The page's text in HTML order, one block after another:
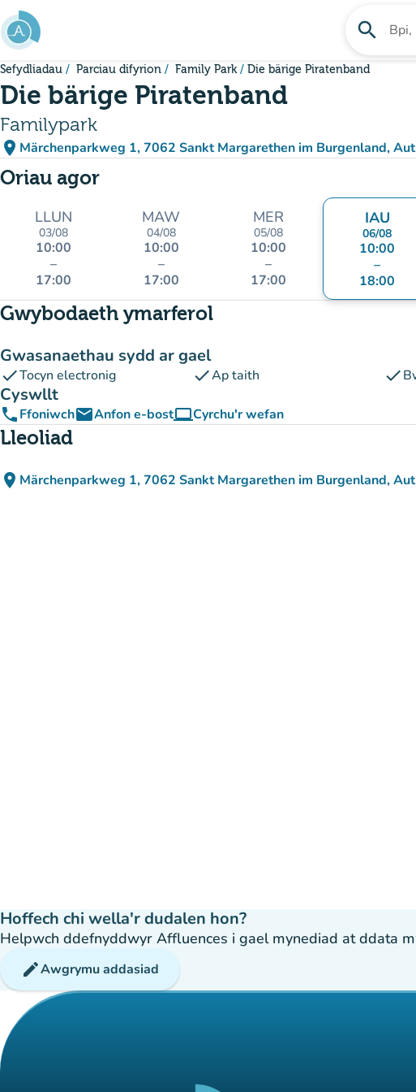
Mynd i'r prif gynnwys
search
Sefydliadau Parciau difyrion Family Park Die bärige Piratenband
Die bärige Piratenband
Familypark
place Märchenparkweg 1, 7062 Sankt Margarethen im Burgenland,
(agor yn Google Maps)
(tab newydd)
Oriau agor
LLUN
03/08
10:00
–
17:00
MAW
04/08
10:00
–
17:00
MER
05/08
10:00
–
17:00
IAU
06/08
10:00
–
18:00
Gwybodaeth ymarferol
Gwasanaethau sydd ar gael
checkTocyn electronig checkAp taith check
Cyswllt
phoneFfoniwchemailAnfon e-bostcomputerCyrchu'r wefan
(tab newydd)
Lleoliad
place Märchenparkweg 1, 7062 Sankt Margarethen im Burgenland,
(agor yn Google Maps)
(tab newydd)
Hoffech chi wella'r dudalen hon?
Helpwch ddefnyddwyr Affluences i gael mynediad at ddata
editAwgrymu addasiad